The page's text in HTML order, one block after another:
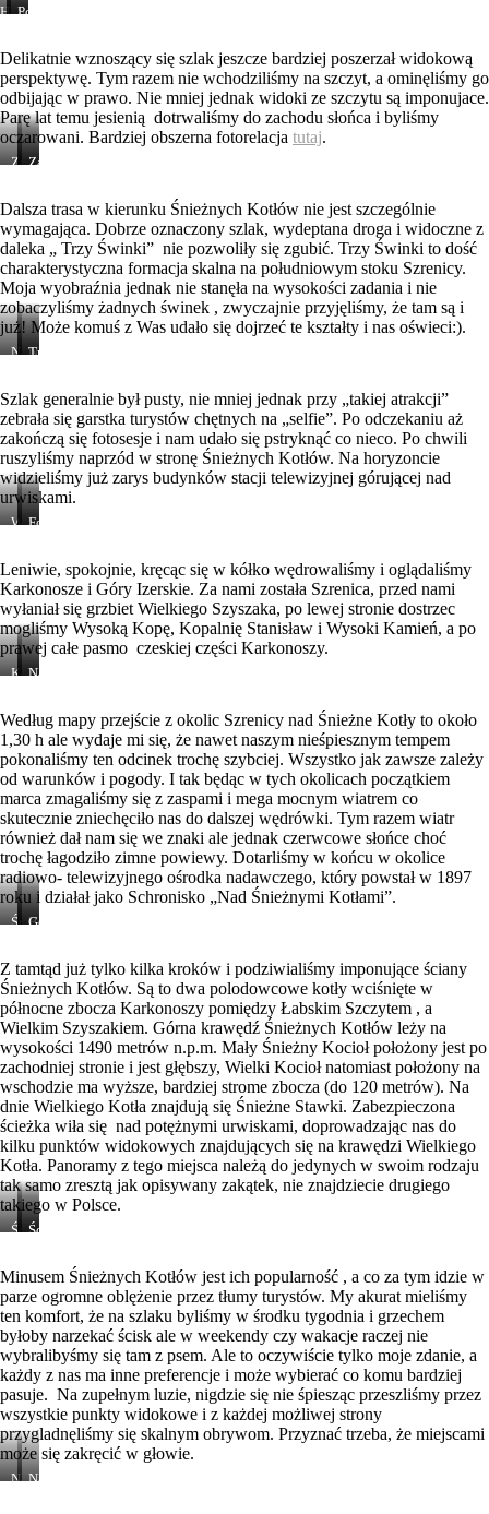
HalaSchronisko
Podejście
Delikatnie wznoszący się szlak jeszcze bardziej poszerzał widokową
perspektywę. Tym razem nie wchodziliśmy na szczyt, a ominęliśmy go
odbijając w prawo. Nie mniej jednak widoki ze szczytu są imponujace.
Parę lat temu jesienią dotrwaliśmy do zachodu słońca i byliśmy
oczarowani. Bardziej obszerna fotorelacja tutaj.
Zachód
Szrenicy
Zachod
Szrenicy
Zachód
Szrenicy
Dalsza trasa w kierunku Śnieżnych Kotłów nie jest szczególnie
wymagająca. Dobrze oznaczony szlak, wydeptana droga i widoczne z
daleka „ Trzy Świnki” nie pozwoliły się zgubić. Trzy Świnki to dość
charakterystyczna formacja skalna na południowym stoku Szrenicy.
Moja wyobraźnia jednak nie stanęła na wysokości zadania i nie
zobaczyliśmy żadnych świnek , zwyczajnie przyjęliśmy, że tam są i
już! Może komuś z Was udało się dojrzeć te kształty i nas oświeci:).
NaNad
Trzy
Szlak generalnie był pusty, nie mniej jednak przy „takiej atrakcji”
zebrała się garstka turystów chętnych na „selfie”. Po odczekaniu aż
zakończą się fotosesje i nam udało się pstryknąć co nieco. Po chwili
ruszyliśmy naprzód w stronę Śnieżnych Kotłów. Na horyzoncie
widzieliśmy już zarys budynków stacji telewizyjnej górującej nad
urwiskami.
W Szrenica
Formacje
Leniwie, spokojnie, kręcąc się w kółko wędrowaliśmy i oglądaliśmy
Karkonosze i Góry Izerskie. Za nami została Szrenica, przed nami
wyłaniał się grzbiet Wielkiego Szyszaka, po lewej stronie dostrzec
mogliśmy Wysoką Kopę, Kopalnię Stanisław i Wysoki Kamień, a po
prawej całe pasmo czeskiej części Karkonoszy.
KotlinaKarkonosze
Na
Według mapy przejście z okolic Szrenicy nad Śnieżne Kotły to około
1,30 h ale wydaje mi się, że nawet naszym nieśpiesznym tempem
pokonaliśmy ten odcinek trochę szybciej. Wszystko jak zawsze zależy
od warunków i pogody. I tak będąc w tych okolicach początkiem
marca zmagaliśmy się z zaspami i mega mocnym wiatrem co
skutecznie zniechęciło nas do dalszej wędrówki. Tym razem wiatr
również dał nam się we znaki ale jednak czerwcowe słońce choć
trochę łagodziło zimne powiewy. Dotarliśmy w końcu w okolice
radiowo- telewizyjnego ośrodka nadawczego, który powstał w 1897
roku i działał jako Schronisko „Nad Śnieżnymi Kotłami”.
ŚnieżneBudynek
Gdzieś
Z tamtąd już tylko kilka kroków i podziwialiśmy imponujące ściany
Śnieżnych Kotłów. Są to dwa polodowcowe kotły wciśnięte w
północne zbocza Karkonoszy pomiędzy Łabskim Szczytem , a
Wielkim Szyszakiem. Górna krawędź Śnieżnych Kotłów leży na
wysokości 1490 metrów n.p.m. Mały Śnieżny Kocioł położony jest po
zachodniej stronie i jest głębszy, Wielki Kocioł natomiast położony na
wschodzie ma wyższe, bardziej strome zbocza (do 120 metrów). Na
dnie Wielkiego Kotła znajdują się Śnieżne Stawki. Zabezpieczona
ścieżka wiła się nad potężnymi urwiskami, doprowadzając nas do
kilku punktów widokowych znajdujących się na krawędzi Wielkiego
Kotła. Panoramy z tego miejsca należą do jedynych w swoim rodzaju
tak samo zresztą jak opisywany zakątek, nie znajdziecie drugiego
takiego w Polsce.
ŚcianyŚciany
Ściany
Minusem Śnieżnych Kotłów jest ich popularność , a co za tym idzie w
parze ogromne oblężenie przez tłumy turystów. My akurat mieliśmy
ten komfort, że na szlaku byliśmy w środku tygodnia i grzechem
byłoby narzekać ścisk ale w weekendy czy wakacje raczej nie
wybralibyśmy się tam z psem. Ale to oczywiście tylko moje zdanie, a
każdy z nas ma inne preferencje i może wybierać co komu bardziej
pasuje. Na zupełnym luzie, nigdzie się nie śpiesząc przeszliśmy przez
wszystkie punkty widokowe i z każdej możliwej strony
przygladnęliśmy się skalnym obrywom. Przyznać trzeba, że miejscami
może się zakręcić w głowie.
NadNad